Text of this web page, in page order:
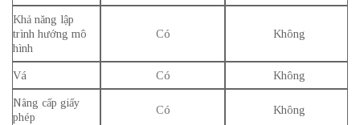
Khả năng lập
trình hướng mô
hình
Có Không
Vá Có Không
Nâng cấp giấy
phép
Có Không